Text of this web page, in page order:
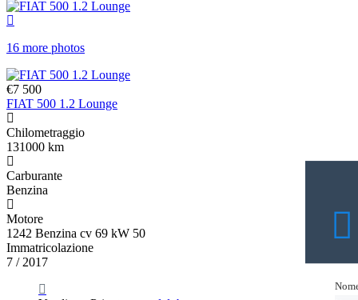
16 more photos
€7 500
FIAT 500 1.2 Lounge
Chilometraggio
131000 km
Carburante
Benzina
Motore
1242 Benzina cv 69 kW 50
Immatricolazione
7 / 2017